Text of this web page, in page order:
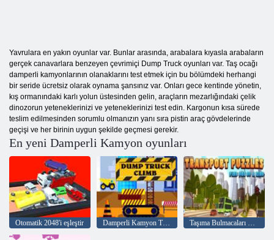
Yavrulara en yakın oyunlar var. Bunlar arasında, arabalara kıyasla arabaların
gerçek canavarlara benzeyen çevrimiçi Dump Truck oyunları var. Taş ocağı
damperli kamyonlarının olanaklarını test etmek için bu bölümdeki herhangi
bir seride ücretsiz olarak oynama şansınız var. Onları gece kentinde yönetin,
kış ormanındaki karlı yolun üstesinden gelin, araçların mezarlığındaki çelik
dinozorun yeteneklerinizi ve yeteneklerinizi test edin. Kargonun kısa sürede
teslim edilmesinden sorumlu olmanızın yanı sıra pistin araç gövdelerinde
geçişi ve her birinin uygun şekilde geçmesi gerekir.
En yeni Damperli Kamyon oyunları
Otomatik 2048'i eşleştir Damperli Kamyon Tırmanışı